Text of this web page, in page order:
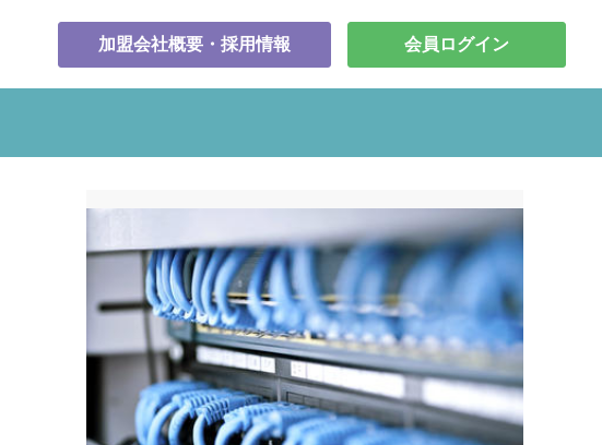
加盟会社概要・採用情報 会員ログイン